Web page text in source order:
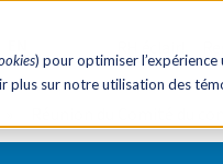
) pour optimiser
plus sur notre utilisation des